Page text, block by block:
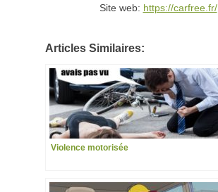
Site web: https://carfree.fr/
Articles Similaires:
Violence motorisée